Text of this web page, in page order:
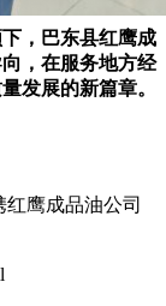
，巴东县红鹰成
，在服务地方经
发展的新篇章。
鹰成品油公司